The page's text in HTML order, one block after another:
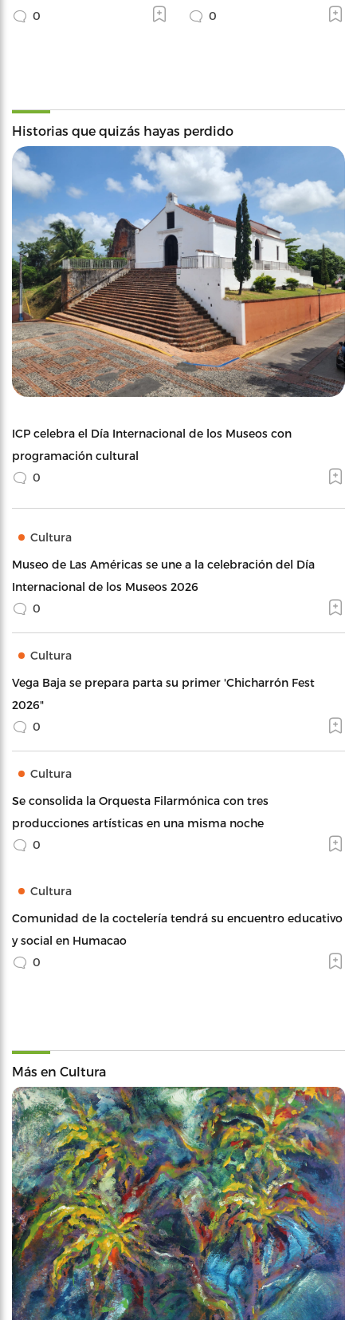
0
0
Historias que quizás hayas perdido
ICP celebra el Día Internacional de los Museos con
programación cultural
0
Cultura
Museo de Las Américas se une a la celebración del Día
Internacional de los Museos 2026
0
Cultura
Vega Baja se prepara parta su primer 'Chicharrón Fest
2026"
0
Cultura
Se consolida la Orquesta Filarmónica con tres
producciones artísticas en una misma noche
0
Cultura
Comunidad de la coctelería tendrá su encuentro educativo
y social en Humacao
0
Más en Cultura